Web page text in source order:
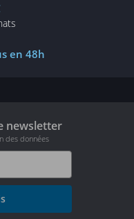
en 48h
newsletter
des données